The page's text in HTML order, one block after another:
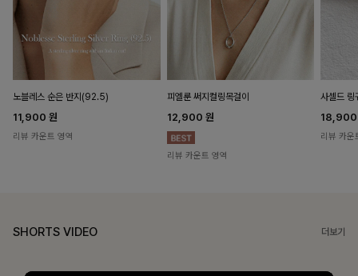
노블레스 순은 반지(92.5)
11,900 원
리뷰 카운트 영역
피엘룬 써지컬링목걸이
12,900 원
리뷰 카운트 영역
사셀드 링
리뷰 카운
SHORTS VIDEO 더보기